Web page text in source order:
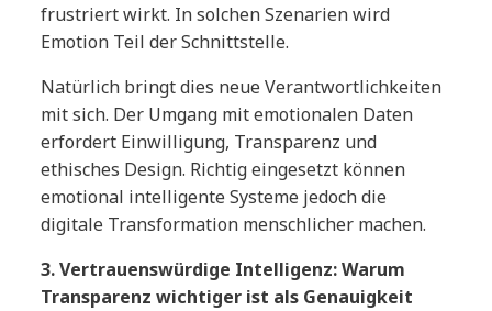
frustriert wirkt. In solchen Szenarien wird
Emotion Teil der Schnittstelle.
Natürlich bringt dies neue Verantwortlichkeiten
mit sich. Der Umgang mit emotionalen Daten
erfordert Einwilligung, Transparenz und
ethisches Design. Richtig eingesetzt können
emotional intelligente Systeme jedoch die
digitale Transformation menschlicher machen.
3. Vertrauenswürdige Intelligenz: Warum
Transparenz wichtiger ist als Genauigkeit